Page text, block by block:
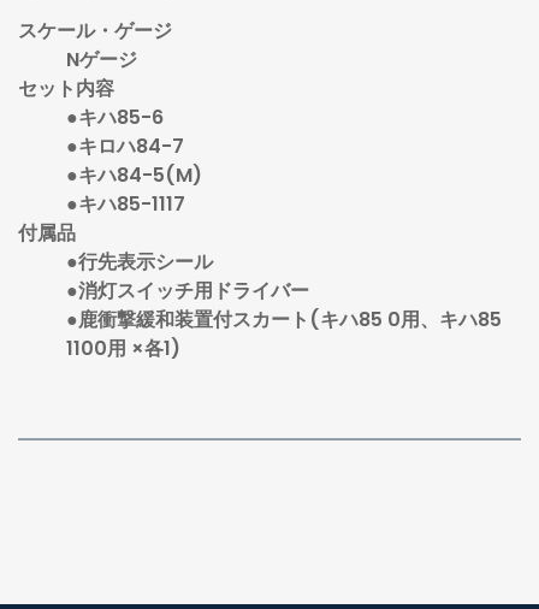
スケール・ゲージ
Nゲージ
セット内容
●キハ85-6
●キロハ84-7
●キハ84-5(M)
●キハ85-1117
付属品
●行先表示シール
●消灯スイッチ用ドライバー
●鹿衝撃緩和装置付スカート(キハ85 0用、キハ85
1100用 ×各1)